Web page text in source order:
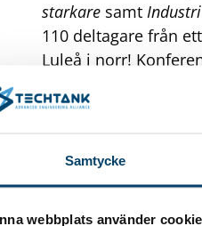
Samtycke
webbplats använder
starkare samt Indu
110 deltagare från
Luleå i norr!
företagsledare som
kom från Volvo
Verktyg/Swepart
starkaregavs det